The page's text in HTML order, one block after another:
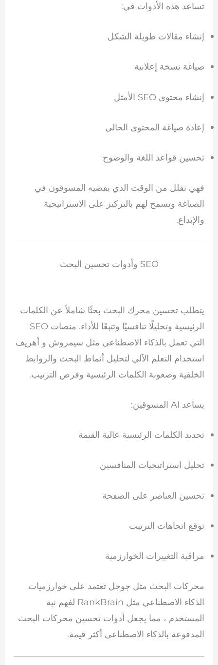
تساعد هذه الأدوات في:
إنشاء مقالات طويلة الشكل
صياغة نسخة إعلانية
إنشاء محتوى SEO الأمثل
إعادة صياغة المحتوى الحالي
تحسين قواعد اللغة والوضوح
فهي تقلل من الوقت الذي يقضيه المسوقون في
الصياغة وتسمح لهم بالتركيز على الاستراتيجية
والإبداع.
SEO وأدوات تحسين البحث
يتطلب تحسين محرك البحث بحثًا شاملاً عن الكلمات
الرئيسية وتحليلًا تنافسيًا وتتبعًا للأداء. منصات SEO
التي تعمل بالذكاء الاصطناعي مثل سيمروش و أهريف
استخدام التعلم الآلي لتحليل أنماط البحث والروابط
الخلفية وصعوبة الكلمات الرئيسية وفرص الترتيب.
يساعد AI المسوقين:
تحديد الكلمات الرئيسية عالية القيمة
تحليل استراتيجيات المنافسين
تحسين العناصر على الصفحة
توقع اتجاهات الترتيب
مراقبة التغييرات الخوارزمية
محركات البحث مثل جوجل تعتمد على خوارزميات
الذكاء الاصطناعي مثل RankBrain لفهم نية
المستخدم ، مما يجعل أدوات تحسين محركات البحث
المدفوعة بالذكاء الاصطناعي أكثر قيمة.